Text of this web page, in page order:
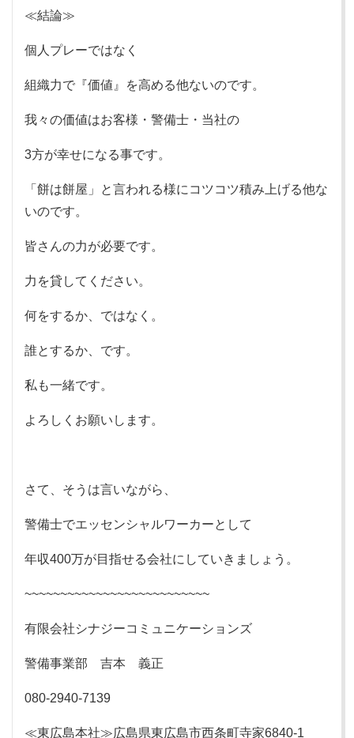
≪結論≫
個人プレーではなく
組織力で『価値』を高める他ないのです。
我々の価値はお客様・警備士・当社の
3方が幸せになる事です。
「餅は餅屋」と言われる様にコツコツ積み上げる他な
いのです。
皆さんの力が必要です。
力を貸してください。
何をするか、ではなく。
誰とするか、です。
私も一緒です。
よろしくお願いします。
さて、そうは言いながら、
警備士でエッセンシャルワーカーとして
年収400万が目指せる会社にしていきましょう。
~~~~~~~~~~~~~~~~~~~~~~~~~~
有限会社シナジーコミュニケーションズ
警備事業部 吉本 義正
080-2940-7139
≪東広島本社≫広島県東広島市西条町寺家6840-1